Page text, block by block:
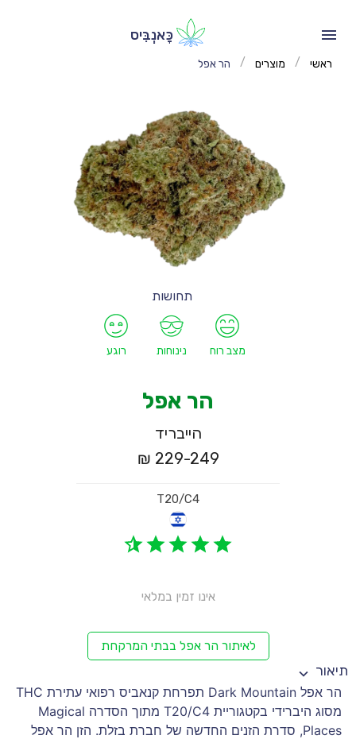
כָּאנְבִּיס
ראשי מוצרים הר אפל
תחושות
מצב רוח נינוחות רוגע
הר אפל
הייבריד
229-249 ₪
T20/C4
אינו זמין במלאי
לאיתור הר אפל בבתי המרקחת
תיאור
הר אפל Dark Mountain תפרחת קנאביס רפואי עתירת THC
מסוג היברידי בקטגוריית T20/C4 מתוך הסדרה Magical
Places, סדרת הזנים החדשה של חברת בזלת. הזן הר אפל